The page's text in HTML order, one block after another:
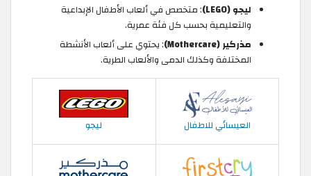
ليجو (LEGO)
: متخصص في ألعاب الأطفال الإبداعية
والتعليمية بحسب كل فئة عمرية.
مذركير (Mothercare)
: يحتوي على ألعاب الأنشطة
المختلفة وكذلك الدمى والألعاب الطرية.
العيسائي للاطفال ليجو